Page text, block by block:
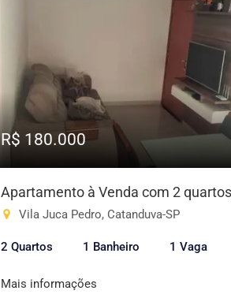
R$ 180.000
Apartamento à Venda com 2
Vila Juca Pedro, Catanduva-SP
2 Quartos 1 Banheiro 1 Vaga
Mais informações